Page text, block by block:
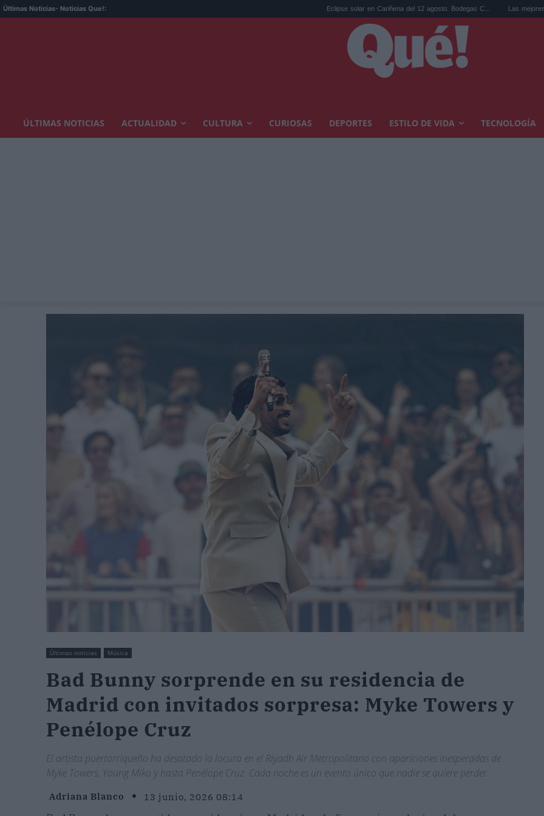
Últimas Noticias- Noticias Que!: Eclipse solar en Cariñena del 12 agosto: Bodegas C... Las mejores hipotecas de
ÚLTIMAS NOTICIAS ACTUALIDAD CULTURA CURIOSAS DEPORTES ESTILO DE VIDA TECNOLOGÍA
Últimas noticias Música
Bad Bunny sorprende en su residencia de
Madrid con invitados sorpresa: Myke Towers y
Penélope Cruz
El artista puertorriqueño ha desatado la locura en el Riyadh Air Metropolitano con apariciones inesperadas de
Myke Towers, Young Miko y hasta Penélope Cruz. Cada noche es un evento único que nadie se quiere perder.
Adriana Blanco 13 junio, 2026 08:14